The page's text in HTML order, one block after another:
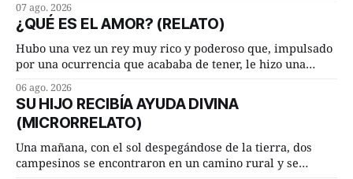
cuarto de hora andando a buen paso. Cierta noche,
terminada su jornada laboral caminaba él hacía su mísera
morada cundo comenzó a llover
07 ago. 2026
¿QUÉ ES EL AMOR? (RELATO)
Hubo una vez un rey muy rico y poderoso que, impulsado
por una ocurrencia que acababa de tener, le hizo una
Dime, hombre sabio, ¿qué es el amor según tú? Su
consejero, que era muy prudente y astuto le respondió de
inmediato:
06 ago. 2026
SU HIJO RECIBÍA AYUDA DIVINA
(MICRORRELATO)
Una mañana, con el sol despegándose de la tierra, dos
campesinos se encontraron en un camino rural y se